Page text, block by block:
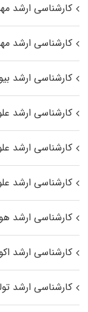
کارشناسی ارشد
کارشناسی ارشد
کارشناسی ارشد
کارشناسی ارشد
کارشناسی ارشد
کارشناسی ارشد
کارشناسی ارشد
کارشناسی ارشد
کارشناسی ارشد